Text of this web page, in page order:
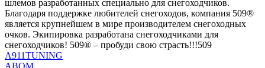
шлемов разработанных специально для снегоходчиков.
Благодаря поддержке любителей снегоходов, компания 509®
является крупнейшем в мире производителем снегоходных
очков. Экипировка разработана снегоходчиками для
снегоходчиков! 509® – пробуди свою страсть!!!509
A911TUNING
ABOM